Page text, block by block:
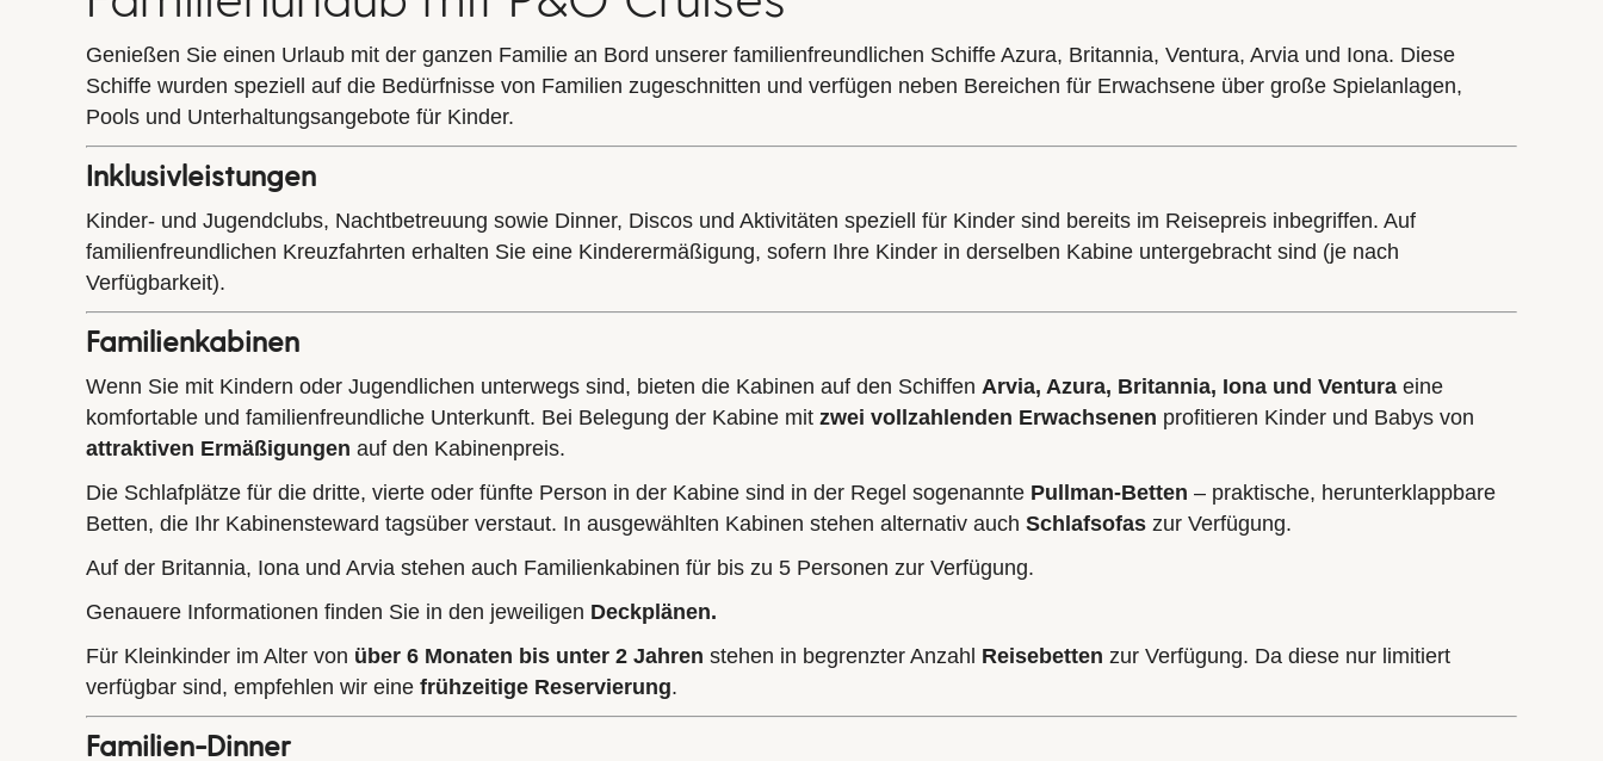
Genießen Sie einen Urlaub mit der ganzen Familie an Bord unserer familienfreundlichen Schiffe Azura, Britannia, Ventura, Arvia und Iona. Diese
Schiffe wurden speziell auf die Bedürfnisse von Familien zugeschnitten und verfügen neben Bereichen für Erwachsene über große Spielanlagen,
Pools und Unterhaltungsangebote für Kinder.
Inklusivleistungen
Kinder- und Jugendclubs, Nachtbetreuung sowie Dinner, Discos und Aktivitäten speziell für Kinder sind bereits im Reisepreis inbegriffen. Auf
familienfreundlichen Kreuzfahrten erhalten Sie eine Kinderermäßigung, sofern Ihre Kinder in derselben Kabine untergebracht sind (je nach
Verfügbarkeit).
Familienkabinen
Wenn Sie mit Kindern oder Jugendlichen unterwegs sind, bieten die Kabinen auf den Schiffen Arvia, Azura, Britannia, Iona und Ventura eine
komfortable und familienfreundliche Unterkunft. Bei Belegung der Kabine mit zwei vollzahlenden Erwachsenen profitieren Kinder und Babys von
attraktiven Ermäßigungen auf den Kabinenpreis.
Die Schlafplätze für die dritte, vierte oder fünfte Person in der Kabine sind in der Regel sogenannte Pullman-Betten – praktische, herunterklappbare
Betten, die Ihr Kabinensteward tagsüber verstaut. In ausgewählten Kabinen stehen alternativ auch Schlafsofas zur Verfügung.
Auf der Britannia, Iona und Arvia stehen auch Familienkabinen für bis zu 5 Personen zur Verfügung.
Genauere Informationen finden Sie in den jeweiligen Deckplänen.
Für Kleinkinder im Alter von über 6 Monaten bis unter 2 Jahren stehen in begrenzter Anzahl Reisebetten zur Verfügung. Da diese nur limitiert
verfügbar sind, empfehlen wir eine frühzeitige Reservierung.
Familien-Dinner